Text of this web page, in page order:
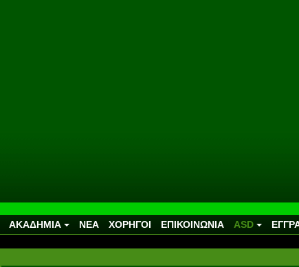
ΑΚΑΔΗΜΙΑ ΝΕΑ ΧΟΡΗΓΟΙ ΕΠΙΚΟΙΝΩΝΙΑ ASD